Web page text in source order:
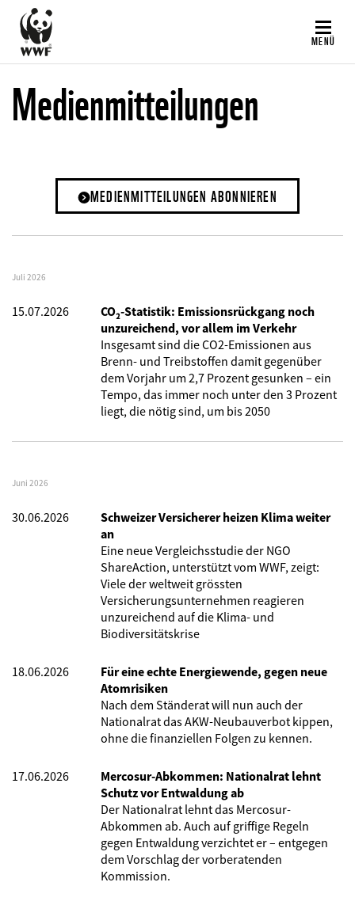
Direkt
zum
Inhalt
MENÜ
Medienmitteilungen
MEDIENMITTEILUNGEN ABONNIEREN
Juli 2026
15.07.2026
CO₂-Statistik: Emissionsrückgang noch
unzureichend, vor allem im Verkehr
Insgesamt sind die CO2-Emissionen aus
Brenn- und Treibstoffen damit gegenüber
dem Vorjahr um 2,7 Prozent gesunken – ein
Tempo, das immer noch unter den 3 Prozent
liegt, die nötig sind, um bis 2050
Juni 2026
30.06.2026
Schweizer Versicherer heizen Klima weiter
an
Eine neue Vergleichsstudie der NGO
ShareAction, unterstützt vom WWF, zeigt:
Viele der weltweit grössten
Versicherungsunternehmen reagieren
unzureichend auf die Klima- und
Biodiversitätskrise
18.06.2026
Für eine echte Energiewende, gegen neue
Atomrisiken
Nach dem Ständerat will nun auch der
Nationalrat das AKW-Neubauverbot kippen,
ohne die finanziellen Folgen zu kennen.
17.06.2026
Mercosur-Abkommen: Nationalrat lehnt
Schutz vor Entwaldung ab
Der Nationalrat lehnt das Mercosur-
Abkommen ab. Auch auf griffige Regeln
gegen Entwaldung verzichtet er – entgegen
dem Vorschlag der vorberatenden
Kommission.